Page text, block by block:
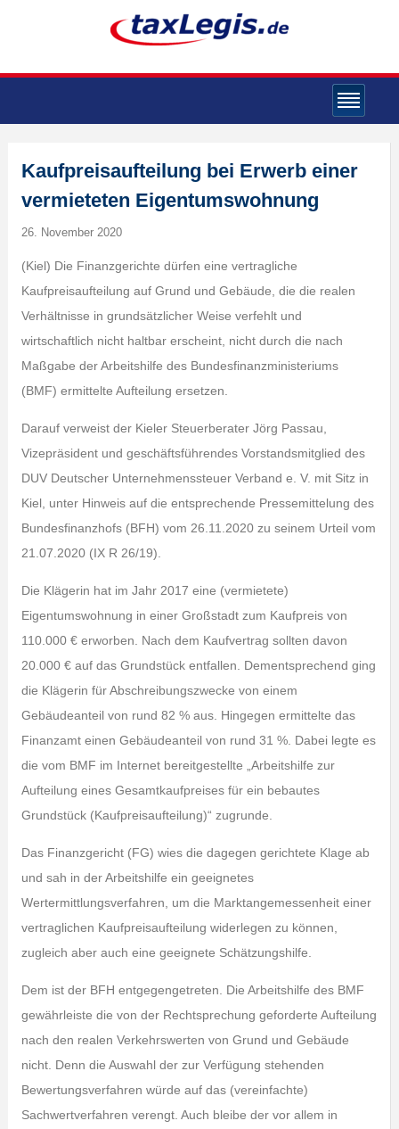
Kaufpreisaufteilung bei Erwerb einer
vermieteten Eigentumswohnung
26. November 2020
(Kiel) Die Finanzgerichte dürfen eine vertragliche
Kaufpreisaufteilung auf Grund und Gebäude, die die realen
Verhältnisse in grundsätzlicher Weise verfehlt und
wirtschaftlich nicht haltbar erscheint, nicht durch die nach
Maßgabe der Arbeitshilfe des Bundesfinanzministeriums
(BMF) ermittelte Aufteilung ersetzen.
Darauf verweist der Kieler Steuerberater Jörg Passau,
Vizepräsident und geschäftsführendes Vorstandsmitglied des
DUV Deutscher Unternehmenssteuer Verband e. V. mit Sitz in
Kiel, unter Hinweis auf die entsprechende Pressemittelung des
Bundesfinanzhofs (BFH) vom 26.11.2020 zu seinem Urteil vom
21.07.2020 (IX R 26/19).
Die Klägerin hat im Jahr 2017 eine (vermietete)
Eigentumswohnung in einer Großstadt zum Kaufpreis von
110.000 € erworben. Nach dem Kaufvertrag sollten davon
20.000 € auf das Grundstück entfallen. Dementsprechend ging
die Klägerin für Abschreibungszwecke von einem
Gebäudeanteil von rund 82 % aus. Hingegen ermittelte das
Finanzamt einen Gebäudeanteil von rund 31 %. Dabei legte es
die vom BMF im Internet bereitgestellte „Arbeitshilfe zur
Aufteilung eines Gesamtkaufpreises für ein bebautes
Grundstück (Kaufpreisaufteilung)“ zugrunde.
Das Finanzgericht (FG) wies die dagegen gerichtete Klage ab
und sah in der Arbeitshilfe ein geeignetes
Wertermittlungsverfahren, um die Marktangemessenheit einer
vertraglichen Kaufpreisaufteilung widerlegen zu können,
zugleich aber auch eine geeignete Schätzungshilfe.
Dem ist der BFH entgegengetreten. Die Arbeitshilfe des BMF
gewährleiste die von der Rechtsprechung geforderte Aufteilung
nach den realen Verkehrswerten von Grund und Gebäude
nicht. Denn die Auswahl der zur Verfügung stehenden
Bewertungsverfahren würde auf das (vereinfachte)
Sachwertverfahren verengt. Auch bleibe der vor allem in